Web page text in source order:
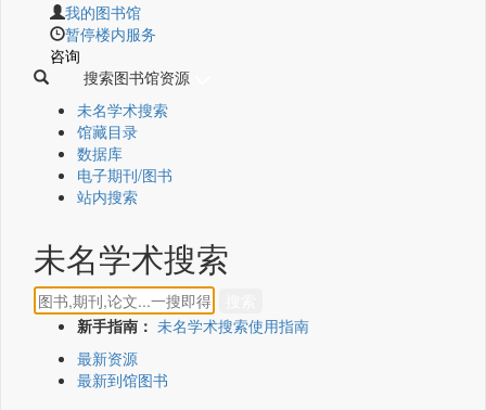
我的图书馆
暂停楼内服务
咨询
搜索图书馆资源
未名学术搜索
馆藏目录
数据库
电子期刊/图书
站内搜索
未名学术搜索
新手指南： 未名学术搜索使用指南
最新资源
最新到馆图书